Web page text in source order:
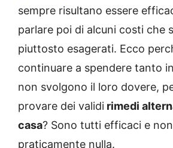
sempre risultano essere
parlare poi di alcuni costi che
piuttosto esagerati. Ecco
continuare a spendere tanto
non svolgono il loro dovere,
provare dei validi rimedi
casa? Sono tutti efficaci e
praticamente nulla.